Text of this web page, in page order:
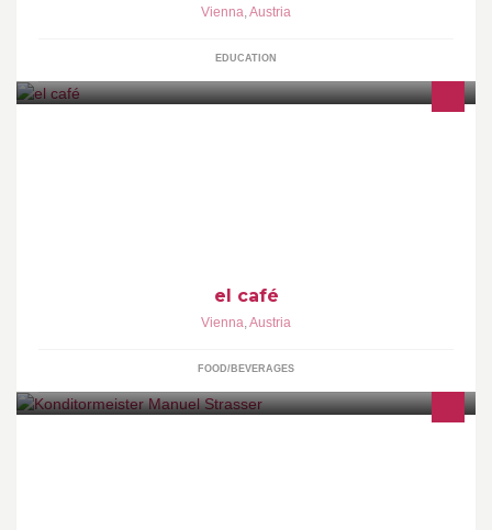
Vienna,Austria
EDUCATION
el café
Vienna,Austria
FOOD/BEVERAGES